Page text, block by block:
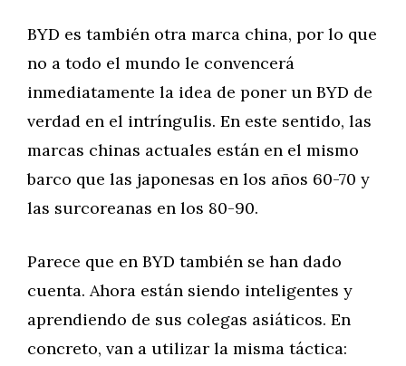
BYD es también otra marca china, por lo que
no a todo el mundo le convencerá
inmediatamente la idea de poner un BYD de
verdad en el intríngulis. En este sentido, las
marcas chinas actuales están en el mismo
barco que las japonesas en los años 60-70 y
las surcoreanas en los 80-90.
Parece que en BYD también se han dado
cuenta. Ahora están siendo inteligentes y
aprendiendo de sus colegas asiáticos. En
concreto, van a utilizar la misma táctica: